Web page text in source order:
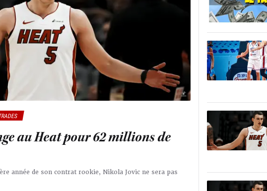
au Heat pour 62 millions de
année de son contrat rookie, Nikola Jovic ne sera pas